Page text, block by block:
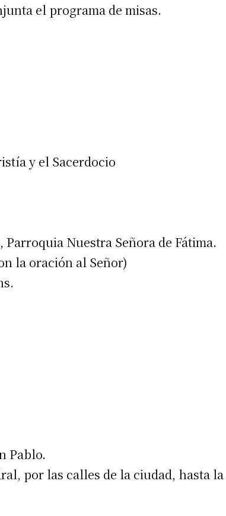
gratis
el programa de misas.
y el Sacerdocio
Nuestra Señora de Fátima.
la oración al Señor)
Pablo.
por las calles de la ciudad, hasta